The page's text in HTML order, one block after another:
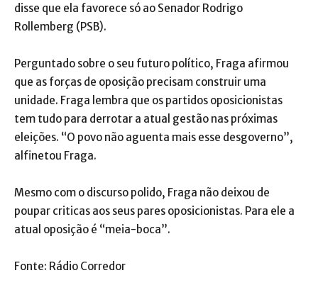
disse que ela favorece só ao Senador Rodrigo
Rollemberg (PSB).
Perguntado sobre o seu futuro político, Fraga afirmou
que as forças de oposição precisam construir uma
unidade. Fraga lembra que os partidos oposicionistas
tem tudo para derrotar a atual gestão nas próximas
eleições. “O povo não aguenta mais esse desgoverno”,
alfinetou Fraga.
Mesmo com o discurso polido, Fraga não deixou de
poupar criticas aos seus pares oposicionistas. Para ele a
atual oposição é “meia-boca”.
Fonte: Rádio Corredor